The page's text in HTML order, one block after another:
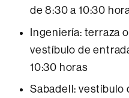
de 8:30 a 10:30
Ingeniería: terraza
vestíbulo de
10:30 horas
Sabadell: vestíbulo